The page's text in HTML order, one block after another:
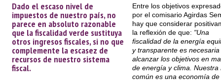
Dado el escaso nivel de
impuestos de nuestro país, no
parece en absoluto razonable
que la fiscalidad verde sustituya
otros ingresos fiscales, si no que
complemente la escasez de
recursos de nuestro sistema
fiscal.
Entre los objetivos
por el comisario Agirdas
hay que considerar
la reflexión de que: "Una
fiscalidad de la energía
y transparente es necesaria
alcanzar los objetivos en
de energía y clima. Nuestra
común es una economía de